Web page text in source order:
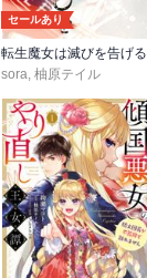
セールあり
転生魔女は滅びを告げる
sora, 柚原テイル